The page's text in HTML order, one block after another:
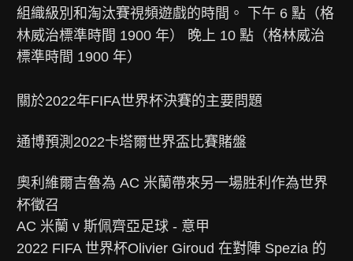
組織級別和淘汰賽視頻遊戲的時間。 下午 6 點（格
林威治標準時間 1900 年） 晚上 10 點（格林威治
標準時間 1900 年）
關於2022年FIFA世界杯決賽的主要問題
通博預測2022卡塔爾世界盃比賽賭盤
奧利維爾吉魯為 AC 米蘭帶來另一場胜利作為世界
杯徵召
AC 米蘭 v 斯佩齊亞足球 - 意甲
2022 FIFA 世界杯Olivier Giroud 在對陣 Spezia 的